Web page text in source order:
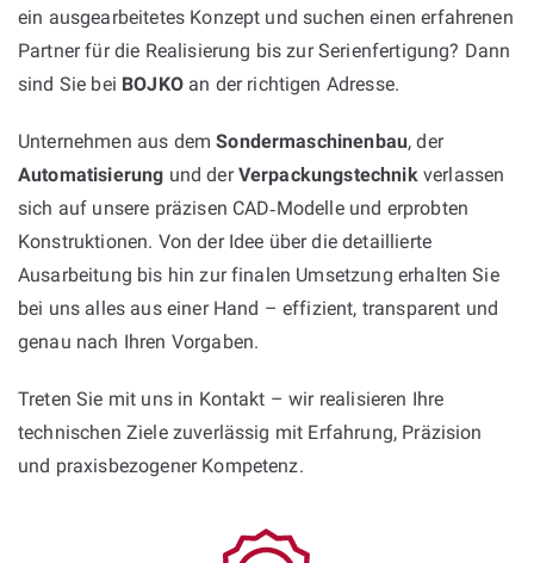
ein ausgearbeitetes Konzept und suchen einen erfahrenen
Partner für die Realisierung bis zur Serienfertigung? Dann
sind Sie bei BOJKOan der richtigen Adresse.
Unternehmen aus demSondermaschinenbau, der
Automatisierung und derVerpackungstechnikverlassen
sich auf unsere präzisen CAD‑Modelle und erprobten
Konstruktionen. Von der Idee über die detaillierte
Ausarbeitung bis hin zur finalen Umsetzung erhalten Sie
bei uns alles aus einer Hand – effizient, transparent und
genau nach Ihren Vorgaben.
Treten Sie mit uns in Kontakt – wir realisieren Ihre
technischen Ziele zuverlässig mit Erfahrung, Präzision
und praxisbezogener Kompetenz.